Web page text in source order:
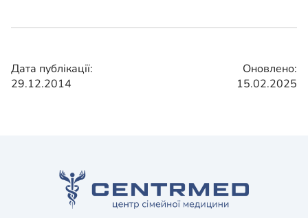
Дата публікації:
29.12.2014
Оновлено:
15.02.2025